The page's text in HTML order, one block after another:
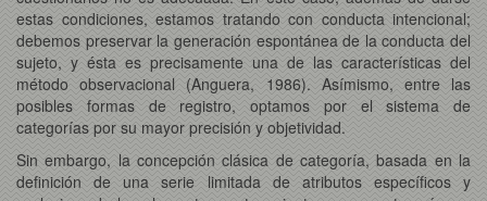
estas condiciones, estamos tratando con conducta intencional;
debemos preservar la generación espontánea de la conducta del
sujeto, y ésta es precisamente una de las características del
método observacional (Anguera, 1986). Asímismo, entre las
posibles formas de registro, optamos por el sistema de
categorías por su mayor precisión y objetividad.
Sin embargo, la concepción clásica de categoría, basada en la
definición de una serie limitada de atributos específicos y